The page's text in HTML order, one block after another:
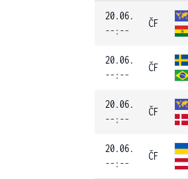
20.06.
--:--
ČF
20.06.
--:--
ČF
20.06.
--:--
ČF
20.06.
--:--
ČF